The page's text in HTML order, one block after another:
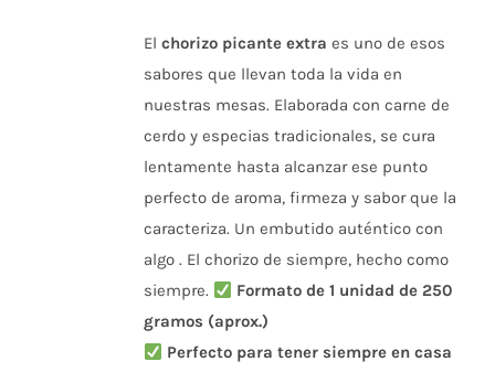
El chorizo picante extra es uno de esos
sabores que llevan toda la vida en
nuestras mesas. Elaborada con carne de
cerdo y especias tradicionales, se cura
lentamente hasta alcanzar ese punto
perfecto de aroma, firmeza y sabor que la
caracteriza. Un embutido auténtico con
algo . El chorizo de siempre, hecho como
siempre.
Formato de 1 unidad de 250
gramos (aprox.)
Perfecto para tener siempre en casa